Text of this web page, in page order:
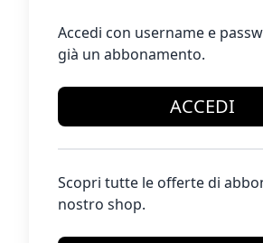
Accedi con username e
già un abbonamento.
ACCEDI
Scopri tutte le offerte di
nostro shop.